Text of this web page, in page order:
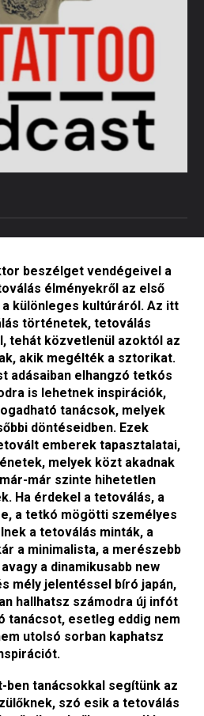
beszélget vendégeivel a
élményekről az első
különleges kultúráról. Az itt
történetek, tetoválás
tehát közvetlenül azoktól az
akik megélték a sztorikat.
adásaiban elhangzó tetkós
is lehetnek inspirációk,
tanácsok, melyek
döntéseidben. Ezek
emberek tapasztalatai,
melyek közt akadnak
már szinte hihetetlen
Ha érdekel a tetoválás, a
a tetkó mögötti személyes
a tetoválás minták, a
a minimalista, a merészebb
a dinamikusabb new
mély jelentéssel bíró japán,
hallhatsz számodra új infót
tanácsot, esetleg eddig nem
utolsó sorban kaphatsz
ben tanácsokkal segítünk az
szó esik a tetoválás